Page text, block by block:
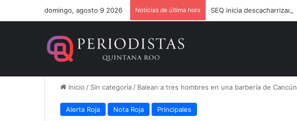
domingo, agosto 9 2026 Noticias de última hora
Inicio / Sin categoría / Balean a tres hombres en una barbería de Cancún
Alerta Roja Nota Roja Principales